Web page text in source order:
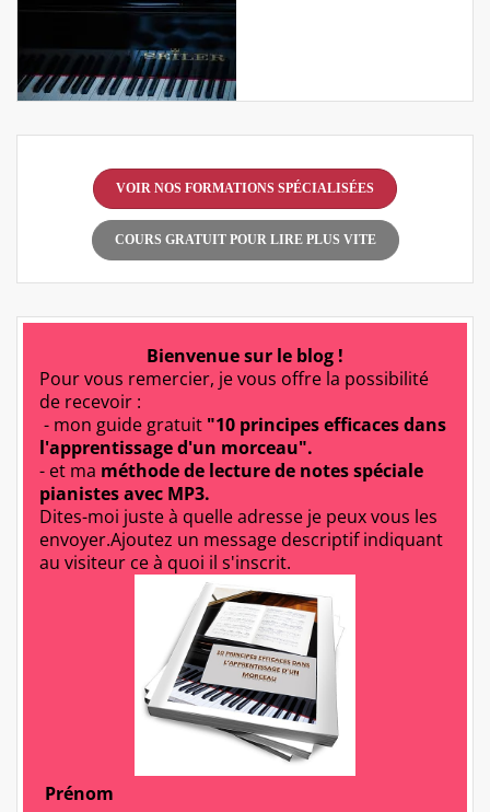
VOIR NOS FORMATIONS SPÉCIALISÉES
COURS GRATUIT POUR LIRE PLUS VITE